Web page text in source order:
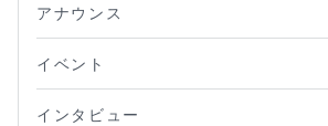
アナウンス
イベント
インタビュー